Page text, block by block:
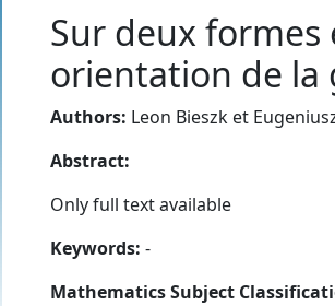
Sur deux formes
orientation de la
Authors: Leon Bieszk et
Abstract:
Only full text available
Keywords: -
Mathematics Subject